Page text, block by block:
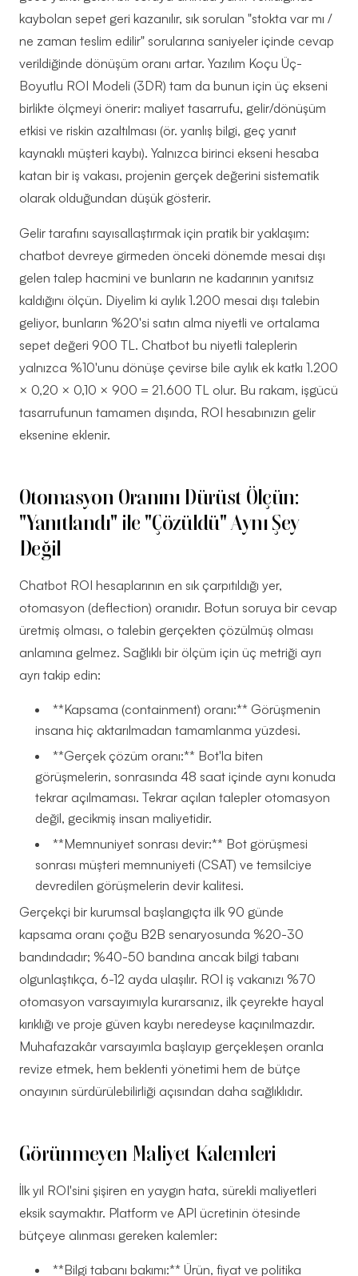
kaybolan sepet geri kazanılır, sık sorulan "stokta var mı /
ne zaman teslim edilir" sorularına saniyeler içinde cevap
verildiğinde dönüşüm oranı artar. Yazılım Koçu Üç-
Boyutlu ROI Modeli (3DR) tam da bunun için üç ekseni
birlikte ölçmeyi önerir: maliyet tasarrufu, gelir/dönüşüm
etkisi ve riskin azaltılması (ör. yanlış bilgi, geç yanıt
kaynaklı müşteri kaybı). Yalnızca birinci ekseni hesaba
katan bir iş vakası, projenin gerçek değerini sistematik
olarak olduğundan düşük gösterir.
Gelir tarafını sayısallaştırmak için pratik bir yaklaşım:
chatbot devreye girmeden önceki dönemde mesai dışı
gelen talep hacmini ve bunların ne kadarının yanıtsız
kaldığını ölçün. Diyelim ki aylık 1.200 mesai dışı talebin
geliyor, bunların %20'si satın alma niyetli ve ortalama
sepet değeri 900 TL. Chatbot bu niyetli taleplerin
yalnızca %10'unu dönüşe çevirse bile aylık ek katkı 1.200
× 0,20 × 0,10 × 900 = 21.600 TL olur. Bu rakam, işgücü
tasarrufunun tamamen dışında, ROI hesabınızın gelir
eksenine eklenir.
Otomasyon Oranını Dürüst Ölçün:
"Yanıtlandı" ile "Çözüldü" Aynı Şey
Değil
Chatbot ROI hesaplarının en sık çarpıtıldığı yer,
otomasyon (deflection) oranıdır. Botun soruya bir cevap
üretmiş olması, o talebin gerçekten çözülmüş olması
anlamına gelmez. Sağlıklı bir ölçüm için üç metriği ayrı
ayrı takip edin:
**Kapsama (containment) oranı:** Görüşmenin
insana hiç aktarılmadan tamamlanma yüzdesi.
**Gerçek çözüm oranı:** Bot'la biten
görüşmelerin, sonrasında 48 saat içinde aynı konuda
tekrar açılmaması. Tekrar açılan talepler otomasyon
değil, gecikmiş insan maliyetidir.
**Memnuniyet sonrası devir:** Bot görüşmesi
sonrası müşteri memnuniyeti (CSAT) ve temsilciye
devredilen görüşmelerin devir kalitesi.
Gerçekçi bir kurumsal başlangıçta ilk 90 günde
kapsama oranı çoğu B2B senaryosunda %20-30
bandındadır; %40-50 bandına ancak bilgi tabanı
olgunlaştıkça, 6-12 ayda ulaşılır. ROI iş vakanızı %70
otomasyon varsayımıyla kurarsanız, ilk çeyrekte hayal
kırıklığı ve proje güven kaybı neredeyse kaçınılmazdır.
Muhafazakâr varsayımla başlayıp gerçekleşen oranla
revize etmek, hem beklenti yönetimi hem de bütçe
onayının sürdürülebilirliği açısından daha sağlıklıdır.
Görünmeyen Maliyet Kalemleri
İlk yıl ROI'sini şişiren en yaygın hata, sürekli maliyetleri
eksik saymaktır. Platform ve API ücretinin ötesinde
bütçeye alınması gereken kalemler:
**Bilgi tabanı bakımı:** Ürün, fiyat ve politika